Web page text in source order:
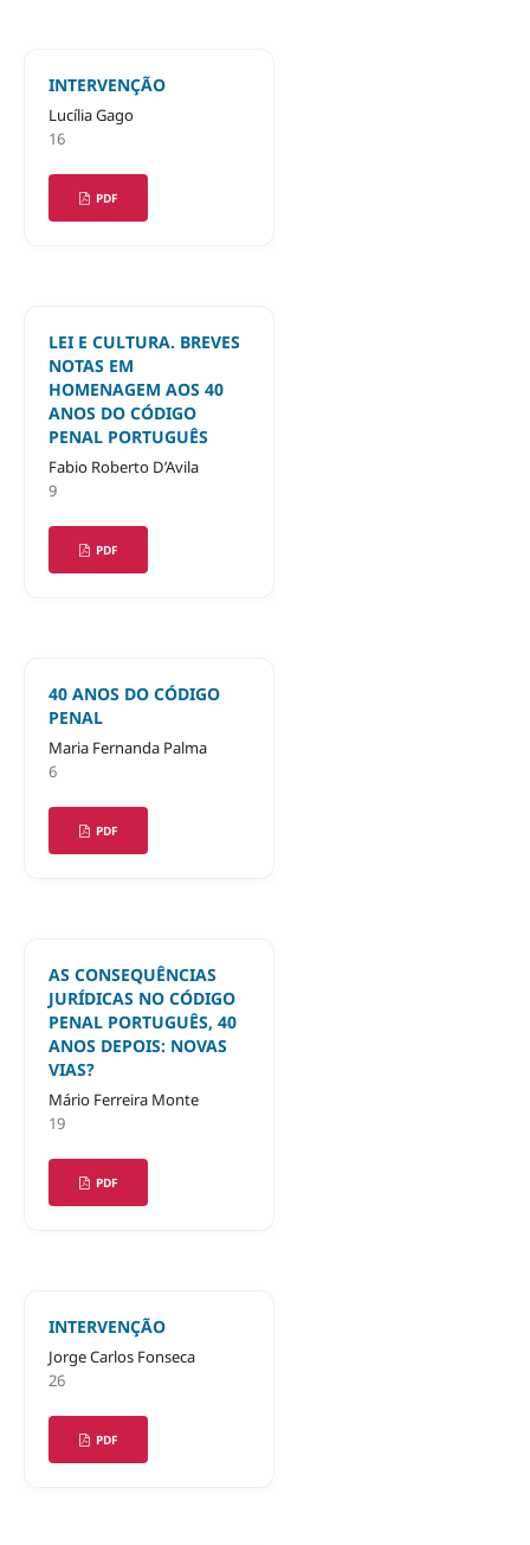
INTERVENÇÃO
Lucília Gago
16
PDF
LEI E CULTURA. BREVES
NOTAS EM
HOMENAGEM AOS 40
ANOS DO CÓDIGO
PENAL PORTUGUÊS
Fabio Roberto D’Avila
9
PDF
40 ANOS DO CÓDIGO
PENAL
Maria Fernanda Palma
6
PDF
AS CONSEQUÊNCIAS
JURÍDICAS NO CÓDIGO
PENAL PORTUGUÊS, 40
ANOS DEPOIS: NOVAS
VIAS?
Mário Ferreira Monte
19
PDF
INTERVENÇÃO
Jorge Carlos Fonseca
26
PDF